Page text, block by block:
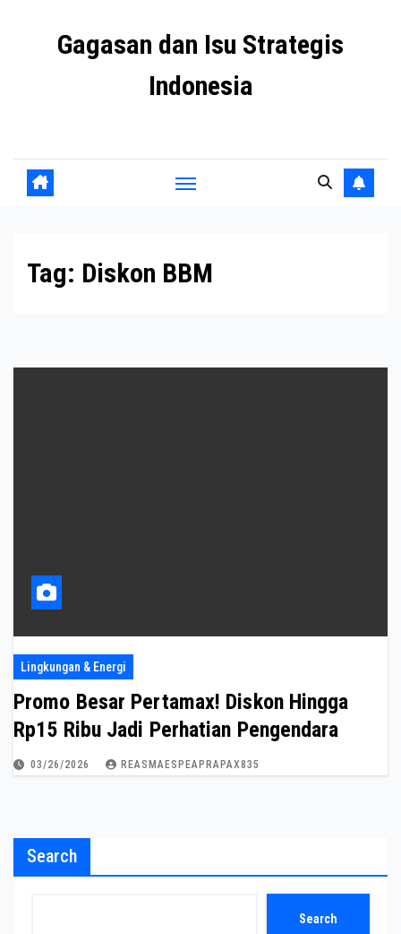
Gagasan dan Isu Strategis
Indonesia
Tag: Diskon BBM
Lingkungan & Energi
Promo Besar Pertamax! Diskon Hingga
Rp15 Ribu Jadi Perhatian Pengendara
03/26/2026 REASMAESPEAPRAPAX835
Search
Search